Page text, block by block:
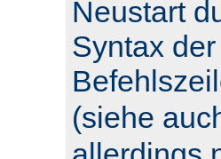
Neustart
Syntax
(siehe